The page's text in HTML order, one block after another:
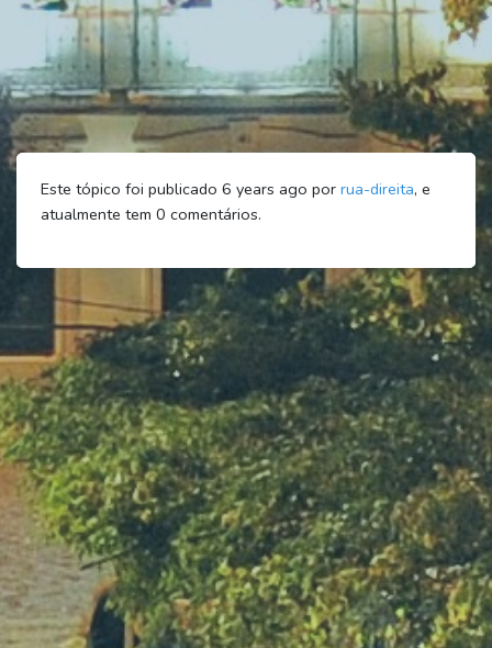
Este tópico foi publicado 6 years ago por rua-direita, e
atualmente tem 0 comentários.